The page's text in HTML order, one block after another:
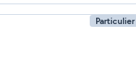
Particulier